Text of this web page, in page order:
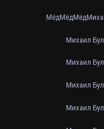
МёдМёдМёд
Михаил
Михаил
Михаил
Михаил